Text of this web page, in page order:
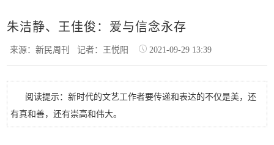
朱洁静、王佳俊：爱与信念永存
来源：新民周刊记者：王悦阳 2021-09-29 13:39
阅读提示：新时代的文艺工作者要传递和表达的不仅是美，还
有真和善，还有崇高和伟大。